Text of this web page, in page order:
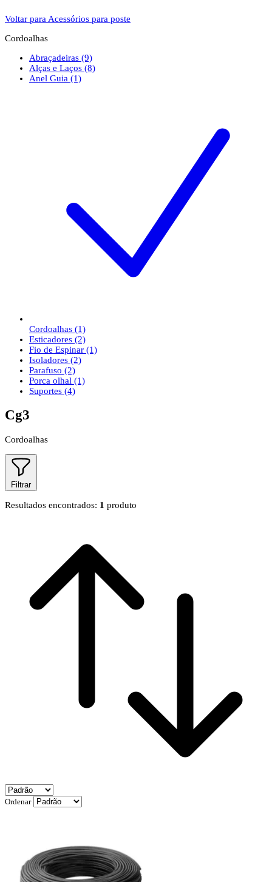
Voltar para Acessórios para poste
Cordoalhas
Abraçadeiras (9)
Alças e Laços (8)
Anel Guia (1)
Cordoalhas (1)
Esticadores (2)
Fio de Espinar (1)
Isoladores (2)
Parafuso (2)
Porca olhal (1)
Suportes (4)
Cg3
Cordoalhas
Filtrar
Resultados encontrados: 1 produto
Ordenar